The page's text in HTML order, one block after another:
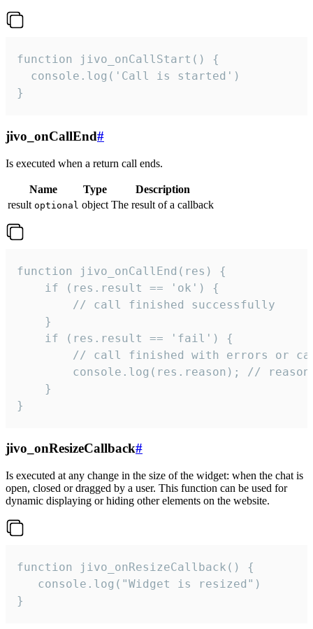
function jivo_onCallStart() {
  console.log('Call is started')
}
jivo_onCallEnd#
Is executed when a return call ends.
Name Type
Description
result optional object The result of a callback
function jivo_onCallEnd(res) {
    if (res.result == 'ok') {
        // call finished successfully
    }
    if (res.result == 'fail') {
// call finished with errors or
console.log(res.reason); //
    }
}
jivo_onResizeCallback#
Is executed at any change in the size of the widget: when the chat is
open, closed or dragged by a user. This function can be used for
dynamic displaying or hiding other elements on the website.
function jivo_onResizeCallback() {
   console.log("Widget is resized")
}